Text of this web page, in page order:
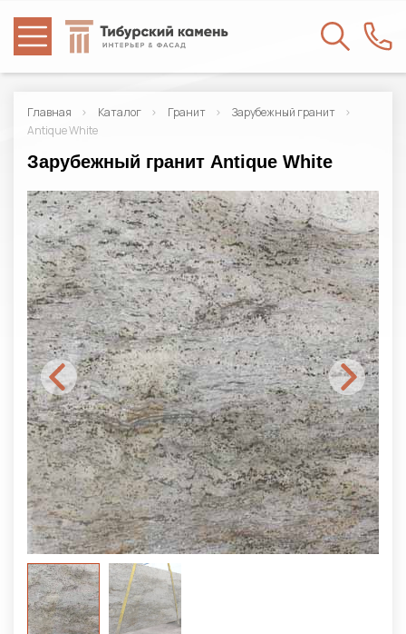
Главная Каталог Гранит
Зарубежный гранит
Antique White
Зарубежный гранит Antique White